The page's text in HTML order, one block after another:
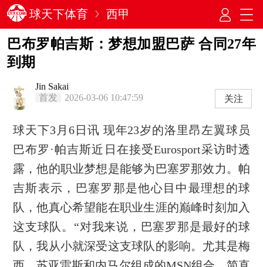
球天下体育 西甲
巴布罗帕吉斯：梦想加盟巴萨 合同27年
到期
Jin Sakai
首发
2026-03-06 10:47:59 关注
球天下3月6日讯 现年23岁的洛里昂左翼球员
巴布罗·帕吉斯近日在接受Eurosport采访时透
露，他的职业梦想是能够为巴塞罗那效力。帕
吉斯表示，巴塞罗那是他心目中最理想的球
队，他真心希望能在职业生涯的巅峰时刻加入
这支球队。“对我来说，巴塞罗那是最好的球
队，我从小就深受这支球队的影响。尤其是梅